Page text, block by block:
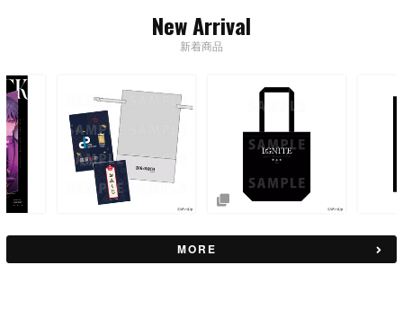
New Arrival
新着商品
MORE